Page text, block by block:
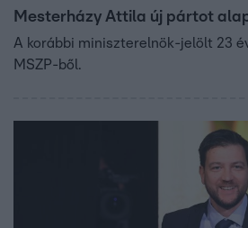
Mesterházy Attila új pártot
A korábbi miniszterelnök-jelölt 23
MSZP-ből.